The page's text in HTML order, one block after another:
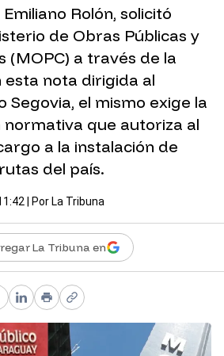
Rolón, solicitó
de Obras Públicas y
(MOPC) a través de la
esta nota dirigida al
Segovia, el mismo exige la
que autoriza al
a la instalación de
del país.
| Por La Tribuna
La Tribuna en
LinkedIn
PrintCopy link